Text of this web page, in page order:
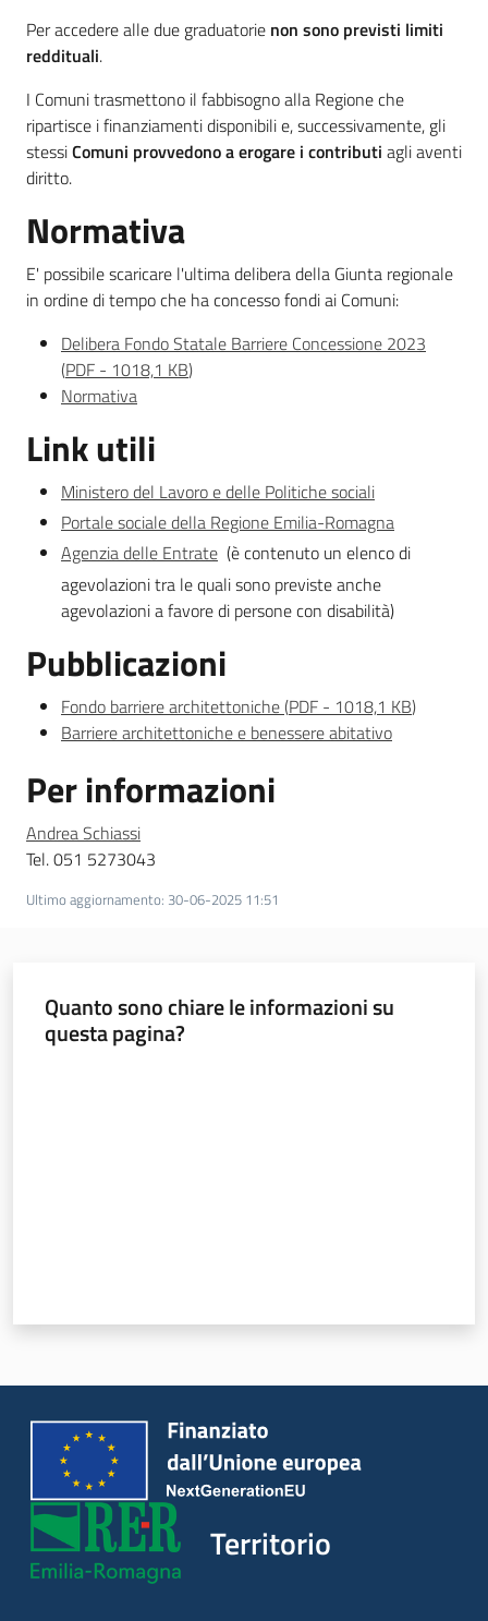
Per accedere alle due graduatorie non sono previsti limiti
reddituali.
I Comuni trasmettono il fabbisogno alla Regione che
ripartisce i finanziamenti disponibili e, successivamente, gli
stessiComuni provvedono a erogare i contributi agli aventi
diritto.
Normativa
E' possibile scaricare l'ultima delibera della Giunta regionale
in ordine di tempo che ha concesso fondi ai Comuni:
Delibera Fondo Statale Barriere Concessione 2023
(PDF - 1018,1 KB)
Normativa
Link utili
Ministero del Lavoro e delle Politiche sociali
Portale sociale della Regione Emilia-Romagna
Agenzia delle Entrate (è contenuto un elenco di
agevolazioni tra le quali sono previste anche
agevolazioni a favore di persone con disabilità)
Pubblicazioni
Fondo barriere architettoniche(PDF - 1018,1 KB)
Barriere architettoniche e benessere abitativo
Per informazioni
Andrea Schiassi
Tel. 051 5273043
Ultimo aggiornamento: 30-06-2025 11:51
Quanto sono chiare le informazioni su
questa pagina?
Territorio